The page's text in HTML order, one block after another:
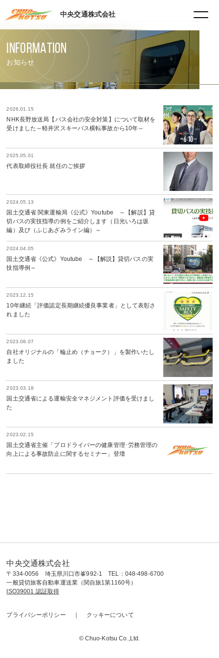
中央交通株式会社
HOME
お知らせ
INFORMATION
2026.01.15
NHK長野放送局【バス会社の安全対策】について取材を
受けました～軽井沢スキーバス横転事故から10年～
2025.05.01
代表取締役社長 就任のご挨拶
2024.05.13
国土交通省 関東運輸局《公式》Youtube ～【解説】貸
切バスの実技指導の例をご紹介します（日光いろは坂
編）及び（ふじあざみライン編）～
2024.04.05
国土交通省《公式》Youtube ～【解説】貸切バスの実
技指導例～
2023.12.15
10年継続「評価認定長期継続優良事業者」として表彰さ
れました
2023.08.07
自社オリジナルの「輪止め（チョーク）」を製作いたし
ました
2023.03.18
国土交通省による運輸安全マネジメント評価を受けまし
た
2023.02.15
国土交通省主催「プロドライバーの健康管理･労務管理の
向上による事故防止に関するセミナー」登壇
中央交通株式会社
〒334-0056 埼玉県川口市峯992-1 TEL：048-498-6700
一般貸切旅客自動車運送業（関自旅1第1160号）
ISO39001 認証取得
プライバシーポリシー クッキーについて
© Chuo-Kotsu Co.,Ltd.